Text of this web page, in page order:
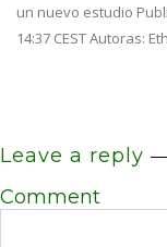
un nuevo estudio
14:37 CEST Autoras:
Leave a reply
Comment